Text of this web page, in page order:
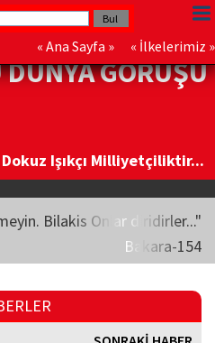
« Ana Sayfa » « İlkelerimiz »
GÖRÜŞÜ
Işıkçı Milliyetçiliktir...
Bilakis Onlar diridirler..."
Bakara-154